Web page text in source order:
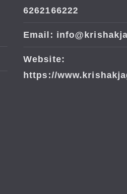
6262166222
Email:
Website:
https://